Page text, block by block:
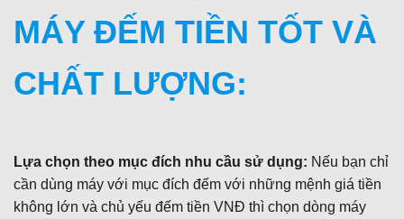
MÁY ĐẾM TIỀN TỐT VÀ
CHẤT LƯỢNG:
Lựa chọn theo mục đích nhu cầu sử dụng: Nếu bạn chỉ
cần dùng máy với mục đích đếm với những mệnh giá tiền
không lớn và chủ yếu đếm tiền VNĐ thì chọn dòng máy